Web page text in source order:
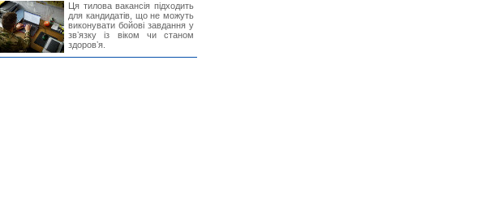
Ця тилова вакансія підходить
для кандидатів, що не можуть
виконувати бойові завдання у
звʼязку із віком чи станом
здоровʼя.